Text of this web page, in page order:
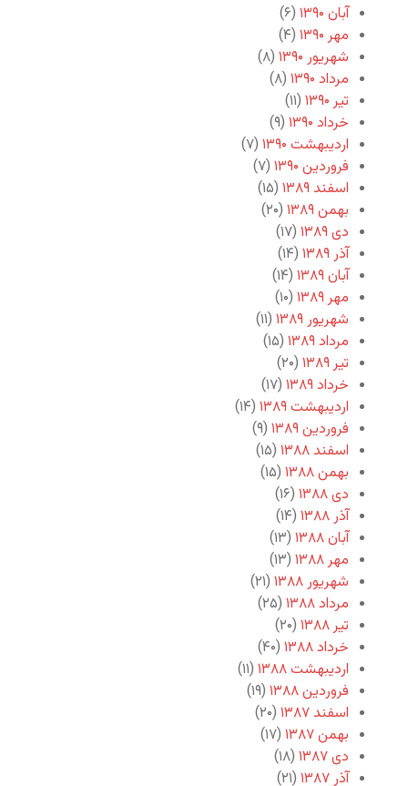
آبان ۱۳۹۰
(۶)
مهر ۱۳۹۰
(۴)
شهریور ۱۳۹۰
(۸)
مرداد ۱۳۹۰
(۸)
تیر ۱۳۹۰
(۱۱)
خرداد ۱۳۹۰
(۹)
اردیبهشت ۱۳۹۰
(۷)
فروردین ۱۳۹۰
(۷)
اسفند ۱۳۸۹
(۱۵)
بهمن ۱۳۸۹
(۲۰)
دی ۱۳۸۹
(۱۷)
آذر ۱۳۸۹
(۱۴)
آبان ۱۳۸۹
(۱۴)
مهر ۱۳۸۹
(۱۰)
شهریور ۱۳۸۹
(۱۱)
مرداد ۱۳۸۹
(۱۵)
تیر ۱۳۸۹
(۲۰)
خرداد ۱۳۸۹
(۱۷)
اردیبهشت ۱۳۸۹
(۱۴)
فروردین ۱۳۸۹
(۹)
اسفند ۱۳۸۸
(۱۵)
بهمن ۱۳۸۸
(۱۵)
دی ۱۳۸۸
(۱۶)
آذر ۱۳۸۸
(۱۴)
آبان ۱۳۸۸
(۱۳)
مهر ۱۳۸۸
(۱۳)
شهریور ۱۳۸۸
(۲۱)
مرداد ۱۳۸۸
(۲۵)
تیر ۱۳۸۸
(۲۰)
خرداد ۱۳۸۸
(۴۰)
اردیبهشت ۱۳۸۸
(۱۱)
فروردین ۱۳۸۸
(۱۹)
اسفند ۱۳۸۷
(۲۰)
بهمن ۱۳۸۷
(۱۷)
دی ۱۳۸۷
(۱۸)
آذر ۱۳۸۷
(۲۱)